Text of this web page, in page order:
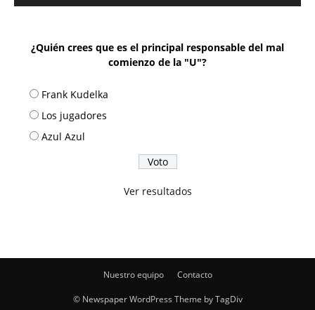
¿Quién crees que es el principal responsable del mal
comienzo de la "U"?
Frank Kudelka
Los jugadores
Azul Azul
Ver resultados
Nuestro equipo Contacto
© Newspaper WordPress Theme by TagDiv